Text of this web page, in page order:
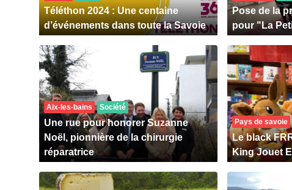
Téléthon 2024 : Une centaine
d’événements dans toute la Savoie
Pose de la
pour "La
Aix-les-bains Société
Une rue pour honorer Suzanne
Noël, pionnière de la chirurgie
réparatrice
Pays de savoie
Le black
King Jouet